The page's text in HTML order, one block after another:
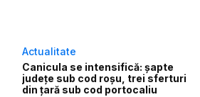
Actualitate
Canicula se intensifică: șapte
județe sub cod roșu, trei sferturi
din țară sub cod portocaliu